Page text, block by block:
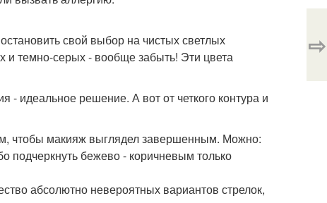
свой выбор на чистых светлых
и темно-серых - вообще забыть! Эти цвета
идеальное решение. А вот от четкого контура и
чтобы макияж выглядел завершенным. Можно:
подчеркнуть бежево - коричневым только
абсолютно невероятных вариантов стрелок,
⇨